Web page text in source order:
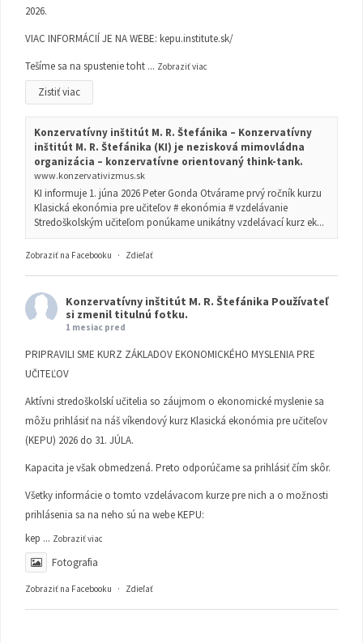
2026.
VIAC INFORMÁCIÍ JE NA WEBE: kepu.institute.sk/
Tešíme sa na spustenie toht ... Zobraziť viac
Zistiť viac
Konzervatívny inštitút M. R. Štefánika – Konzervatívny
inštitút M. R. Štefánika (KI) je nezisková mimovládna
organizácia – konzervatívne orientovaný think-tank.
www.konzervativizmus.sk
KI informuje 1. júna 2026 Peter Gonda Otvárame prvý ročník kurzu
Klasická ekonómia pre učiteľov # ekonómia # vzdelávanie
Stredoškolským učiteľom ponúkame unikátny vzdelávací kurz ek...
Zobraziť na Facebooku · Zdieľať
Konzervatívny inštitút M. R. Štefánika Používateľ
si zmenil titulnú fotku.
1 mesiac pred
PRIPRAVILI SME KURZ ZÁKLADOV EKONOMICKÉHO MYSLENIA PRE
UČITEĽOV
Aktívni stredoškolskí učitelia so záujmom o ekonomické myslenie sa
môžu prihlásiť na náš víkendový kurz Klasická ekonómia pre učiteľov
(KEPU) 2026 do 31. JÚLA.
Kapacita je však obmedzená. Preto odporúčame sa prihlásiť čím skôr.
Všetky informácie o tomto vzdelávacom kurze pre nich a o možnosti
prihlásenia sa na neho sú na webe KEPU:
kep ... Zobraziť viac
Fotografia
Zobraziť na Facebooku · Zdieľať